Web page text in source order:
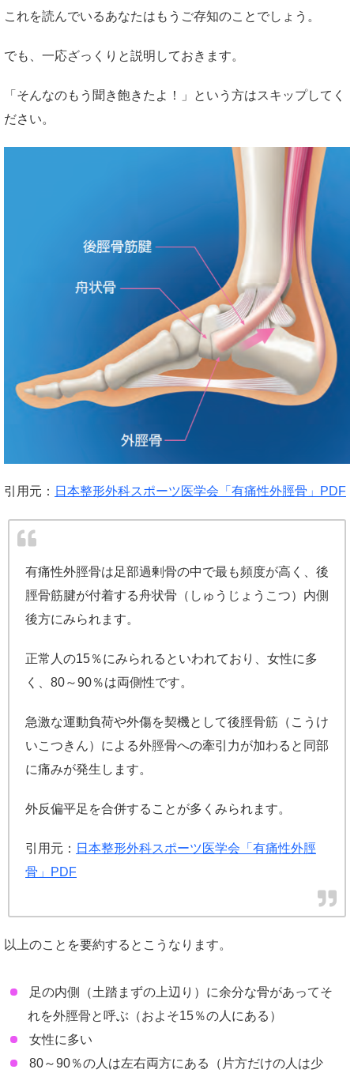
これを読んでいるあなたはもうご存知のことでしょう。
でも、一応ざっくりと説明しておきます。
「そんなのもう聞き飽きたよ！」という方はスキップしてく
ださい。
引用元： 日本整形外科スポーツ医学会「有痛性外脛骨」PDF
有痛性外脛骨は足部過剰骨の中で最も頻度が高く、後
脛骨筋腱が付着する舟状骨（しゅうじょうこつ）内側
後方にみられます。
正常人の15％にみられるといわれており、女性に多
く、80～90％は両側性です。
急激な運動負荷や外傷を契機として後脛骨筋（こうけ
いこつきん）による外脛骨への牽引力が加わると同部
に痛みが発生します。
外反偏平足を合併することが多くみられます。
引用元： 日本整形外科スポーツ医学会「有痛性外脛
骨」PDF
以上のことを要約するとこうなります。
足の内側（土踏まずの上辺り）に余分な骨があってそ
れを外脛骨と呼ぶ（およそ15％の人にある）
女性に多い
80～90％の人は左右両方にある（片方だけの人は少